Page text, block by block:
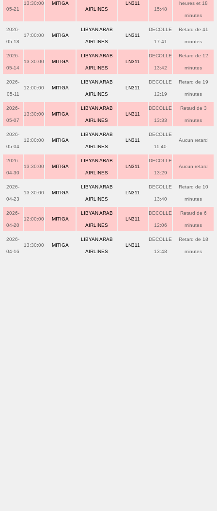
05-21
13:30:00 MITIGA
AIRLINES
LN311
15:48
heures et 18
minutes
2026-
05-18
17:00:00 MITIGA
LIBYAN ARAB
AIRLINES
LN311
DECOLLE
17:41
Retard de 41
minutes
2026-
05-14
13:30:00 MITIGA
LIBYAN ARAB
AIRLINES
LN311
DECOLLE
13:42
Retard de 12
minutes
2026-
05-11
12:00:00 MITIGA
LIBYAN ARAB
AIRLINES
LN311
DECOLLE
12:19
Retard de 19
minutes
2026-
05-07
13:30:00 MITIGA
LIBYAN ARAB
AIRLINES
LN311
DECOLLE
13:33
Retard de 3
minutes
2026-
05-04
12:00:00 MITIGA
LIBYAN ARAB
AIRLINES
LN311
DECOLLE
11:40
Aucun retard
2026-
04-30
13:30:00 MITIGA
LIBYAN ARAB
AIRLINES
LN311
DECOLLE
13:29
Aucun retard
2026-
04-23
13:30:00 MITIGA
LIBYAN ARAB
AIRLINES
LN311
DECOLLE
13:40
Retard de 10
minutes
2026-
04-20
12:00:00 MITIGA
LIBYAN ARAB
AIRLINES
LN311
DECOLLE
12:06
Retard de 6
minutes
2026-
04-16
13:30:00 MITIGA
LIBYAN ARAB
AIRLINES
LN311
DECOLLE
13:48
Retard de 18
minutes